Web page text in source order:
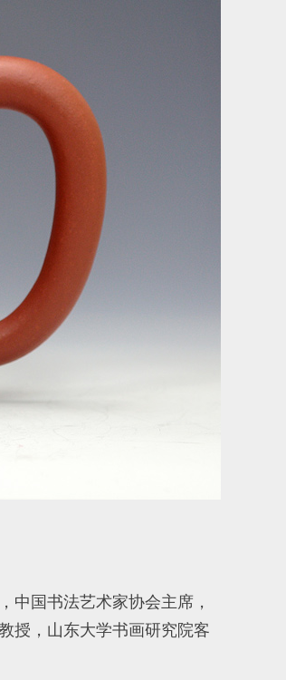
中国书法艺术家协会主席，
授，山东大学书画研究院客